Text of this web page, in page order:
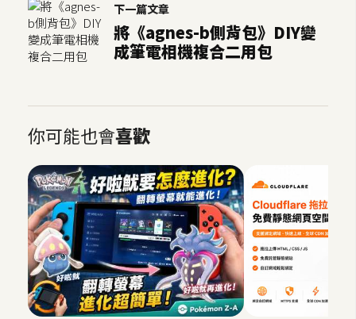
下一篇文章
將《agnes-b側背包》DIY變
成筆電相機複合二用包
你可能也會喜歡